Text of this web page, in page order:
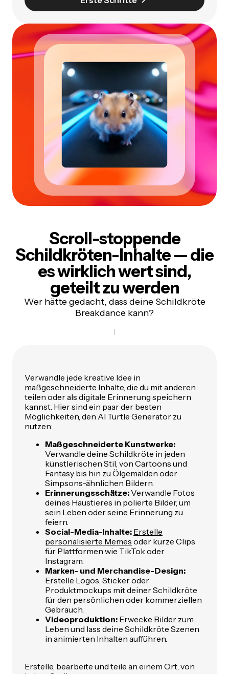
Scroll-stoppende
Schildkröten-Inhalte —die
es wirklich wert sind,
geteilt zu werden
Wer hätte gedacht, dass deine Schildkröte
Breakdance kann?
Verwandle jede kreative Idee in
maßgeschneiderte Inhalte, die du mit anderen
teilen oder als digitale Erinnerung speichern
kannst. Hier sind ein paar der besten
Möglichkeiten, den AI Turtle Generator zu
nutzen:
Maßgeschneiderte Kunstwerke:
Verwandle deine Schildkröte in jeden
künstlerischen Stil, von Cartoons und
Fantasy bis hin zu Ölgemälden oder
Simpsons-ähnlichen Bildern.
Erinnerungsschätze:Verwandle Fotos
deines Haustieres in polierte Bilder, um
sein Leben oder seine Erinnerung zu
feiern.
Social-Media-Inhalte: Erstelle
personalisierte Memes oder kurze Clips
für Plattformen wie TikTok oder
Instagram.
Marken- und Merchandise-Design:
Erstelle Logos, Sticker oder
Produktmockups mit deiner Schildkröte
für den persönlichen oder kommerziellen
Gebrauch.
Videoproduktion: Erwecke Bilder zum
Leben und lass deine Schildkröte Szenen
in animierten Inhalten aufführen.
Erstelle, bearbeite und teile an einem Ort, von